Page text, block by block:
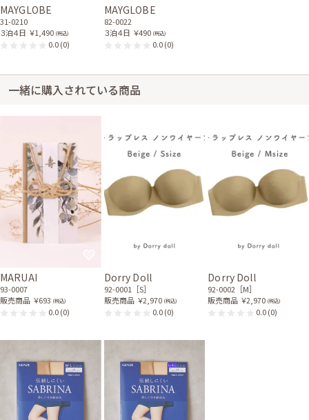
MAYGLOBE
31-0210
３泊４日 ￥1,490 (税込)
0.0(0)
MAYGLOBE
82-0022
３泊４日 ￥490 (税込)
0.0(0)
一緒に購入されている商品
MARUAI
93-0007
販売商品 ￥693 (税込)
0.0(0)
Dorry Doll
92-0001［S］
販売商品 ￥2,970 (税込)
0.0(0)
Dorry Doll
92-0002［M］
販売商品 ￥2,970 (税込)
0.0(0)